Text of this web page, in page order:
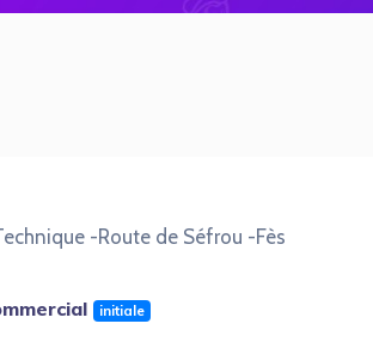
-Route de Séfrou -Fès
initiale